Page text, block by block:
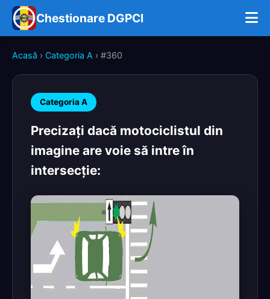
Chestionare DGPCI
Acasă › Categoria A › #360
Categoria A
Precizaţi dacă motociclistul din
imagine are voie să intre în
intersecţie: